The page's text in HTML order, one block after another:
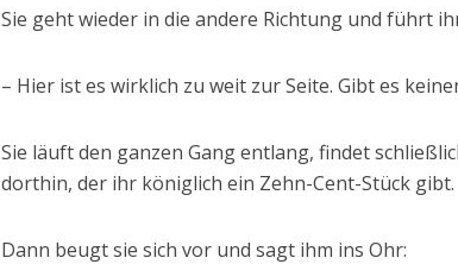
Sie geht wieder in die andere Richtung und führt
– Hier ist es wirklich zu weit zur Seite. Gibt es
Sie läuft den ganzen Gang entlang, findet
dorthin, der ihr königlich ein Zehn-Cent-Stück gibt.
Dann beugt sie sich vor und sagt ihm ins Ohr: